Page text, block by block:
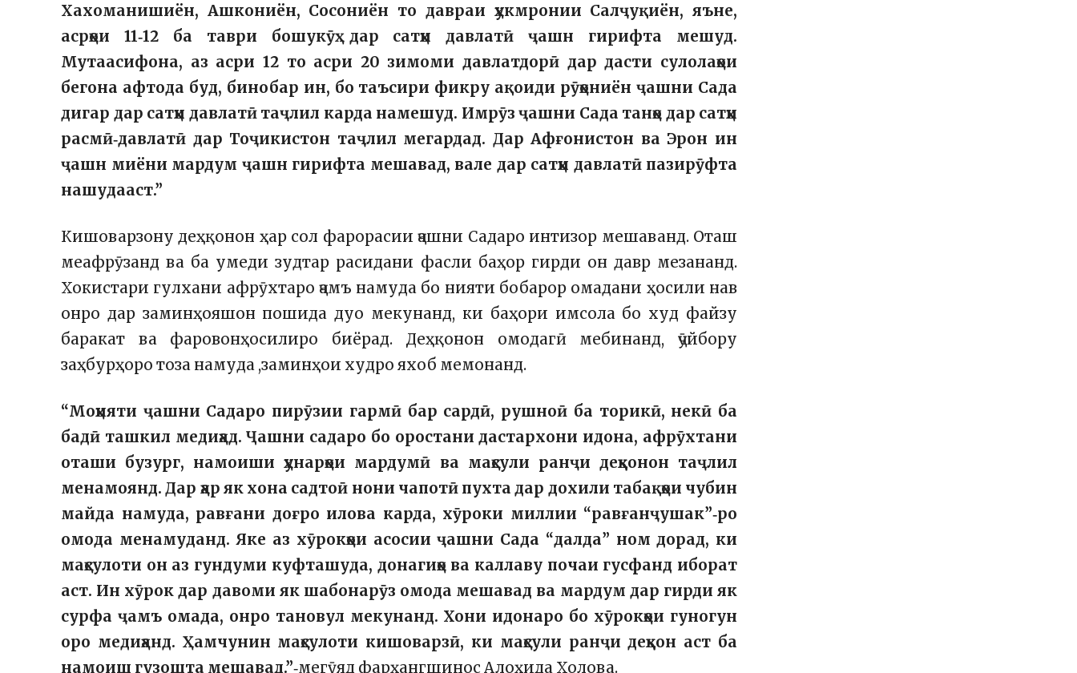
Хахоманишиён, Ашкониён, Сосониён то давраи ҳукмронии Салҷуқиён, яъне,
асрҳои 11‑12 ба таври бошукӯҳ дар сатҳи давлатӣ ҷашн гирифта мешуд.
Мутаасифона, аз асри 12 то асри 20 зимоми давлатдорӣ дар дасти сулолаҳои
бегона афтода буд, бинобар ин, бо таъсири фикру ақоиди рӯҳониён ҷашни Сада
дигар дар сатҳи давлатӣ таҷлил карда намешуд. Имрӯз ҷашни Сада танҳо дар сатҳи
расмӣ‑давлатӣ дар Тоҷикистон таҷлил мегардад. Дар Афғонистон ва Эрон ин
ҷашн миёни мардум ҷашн гирифта мешавад, вале дар сатҳи давлатӣ пазирӯфта
нашудааст.”
Кишоварзону деҳқонон ҳар сол фарорасии ҷашни Садаро интизор мешаванд. Оташ
меафрӯзанд ва ба умеди зудтар расидани фасли баҳор гирди он давр мезананд.
Хокистари гулхани афрӯхтаро ҷамъ намуда бо нияти бобарор омадани ҳосили нав
онро дар заминҳояшон пошида дуо мекунанд, ки баҳори имсола бо худ файзу
баракат ва фаровонҳосилиро биёрад. Деҳқонон омодагӣ мебинанд, ҷӯйбору
заҳбурҳоро тоза намуда ,заминҳои худро яхоб мемонанд.
“Моҳияти ҷашни Садаро пирӯзии гармӣ бар сардӣ, рушноӣ ба торикӣ, некӣ ба
бадӣ ташкил медиҳад. Ҷашни садаро бо оростани дастархони идона, афрӯхтани
оташи бузург, намоиши ҳунарҳои мардумӣ ва маҳсули ранҷи деҳқонон таҷлил
менамоянд. Дар ҳар як хона садтоӣ нони чапотӣ пухта дар дохили табақҳои чубин
майда намуда, равғани доғро илова карда, хӯроки миллии “равғанҷушак”‑ро
омода менамуданд. Яке аз хӯрокҳои асосии ҷашни Сада “далда” ном дорад, ки
маҳсулоти он аз гундуми куфташуда, донагиҳо ва каллаву почаи гусфанд иборат
аст. Ин хӯрок дар давоми як шабонарӯз омода мешавад ва мардум дар гирди як
сурфа ҷамъ омада, онро тановул мекунанд. Хони идонаро бо хӯрокҳои гуногун
оро медиҳанд. Ҳамчунин маҳсулоти кишоварзӣ, ки маҳсули ранҷи деҳқон аст ба
намоиш гузошта мешавад.”‑мегӯяд фарҳангшинос Алоҳида Холова.